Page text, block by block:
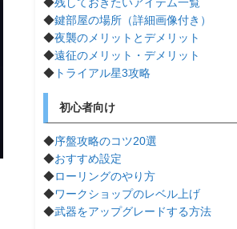
◆鍵部屋の場所（詳細画像付き）
◆夜襲のメリットとデメリット
◆遠征のメリット・デメリット
◆ トライアル星3攻略
初心者向け
◆序盤攻略のコツ20選
◆おすすめ設定
◆ローリングのやり方
◆ワークショップのレベル上げ
◆武器をアップグレードする方法